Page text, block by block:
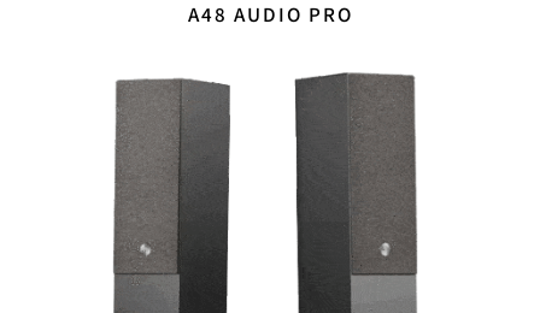
A48 AUDIO PRO